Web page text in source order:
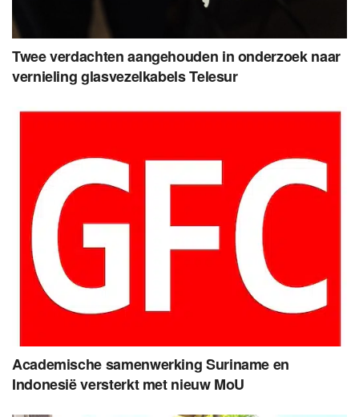
Twee verdachten aangehouden in onderzoek naar
vernieling glasvezelkabels Telesur
Academische samenwerking Suriname en
Indonesië versterkt met nieuw MoU